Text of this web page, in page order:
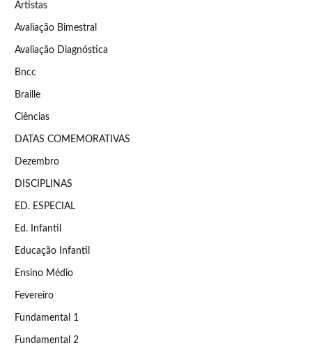
Artistas
Avaliação Bimestral
Avaliação Diagnóstica
Bncc
Braille
Ciências
DATAS COMEMORATIVAS
Dezembro
DISCIPLINAS
ED. ESPECIAL
Ed. Infantil
Educação Infantil
Ensino Médio
Fevereiro
Fundamental 1
Fundamental 2